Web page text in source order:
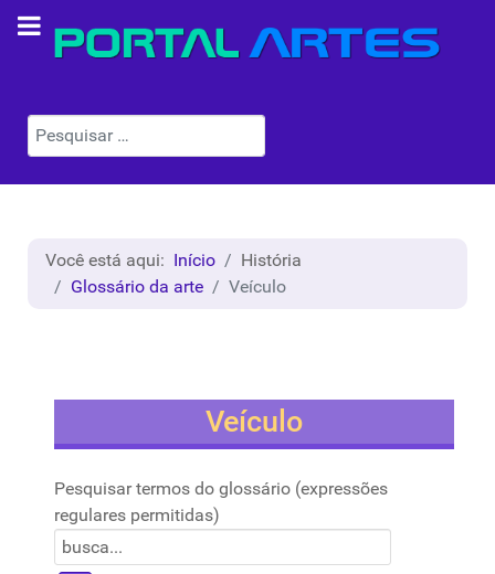
Pesquisar
Você está aqui: Início
História
Glossário da arte
Veículo
Veículo
Pesquisar termos do glossário (expressões
regulares permitidas)